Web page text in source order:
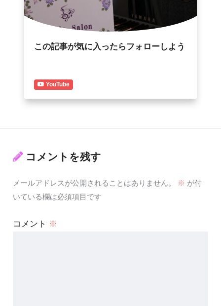
この記事が気に入ったらフォローしよう
YouTube
コメントを残す
メールアドレスが公開されることはありません。 ※ が付
いている欄は必須項目です
コメント ※